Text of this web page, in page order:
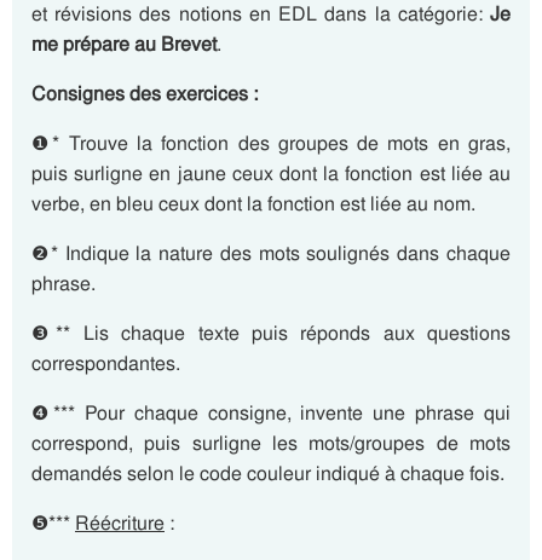
et révisions des notions en EDL dans la catégorie: Je
me prépare au Brevet.
Consignes des exercices :
❶* Trouve la fonction des groupes de mots en gras,
puis surligne en jaune ceux dont la fonction est liée au
verbe, en bleu ceux dont la fonction est liée au nom.
❷* Indique la nature des mots soulignés dans chaque
phrase.
❸** Lis chaque texte puis réponds aux questions
correspondantes.
❹*** Pour chaque consigne, invente une phrase qui
correspond, puis surligne les mots/groupes de mots
demandés selon le code couleur indiqué à chaque fois.
❺*** Réécriture :